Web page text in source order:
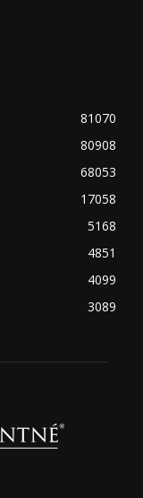
81070
80908
68053
17058
5168
4851
4099
3089